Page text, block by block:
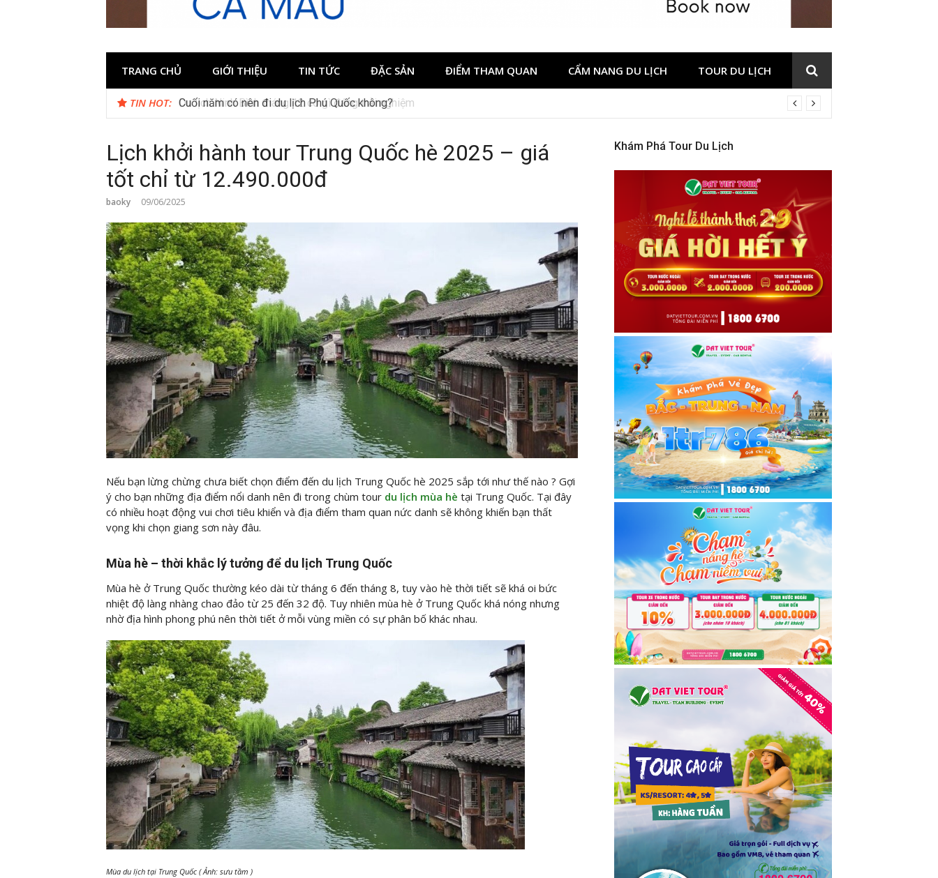
TRANG CHỦ GIỚI THIỆU TIN TỨC ĐẶC SẢN ĐIỂM THAM QUAN CẨM NANG DU LỊCH TOUR DU LỊCH
TIN HOT: Cuối năm có nên đi du lịch Phú Quốc không?
Lịch khởi hành tour Trung Quốc hè 2025 – giá
tốt chỉ từ 12.490.000đ
baoky 09/06/2025
Nếu bạn lừng chừng chưa biết chọn điểm đến du lịch Trung Quốc hè 2025 sắp tới như thế nào ? Gợi
ý cho bạn những địa điểm nổi danh nên đi trong chùm tour du lịch mùa hè tại Trung Quốc. Tại đây
có nhiều hoạt động vui chơi tiêu khiển và địa điểm tham quan nức danh sẽ không khiến bạn thất
vọng khi chọn giang sơn này đâu.
Mùa hè – thời khắc lý tưởng để du lịch Trung Quốc
Mùa hè ở Trung Quốc thường kéo dài từ tháng 6 đến tháng 8, tuy vào hè thời tiết sẽ khá oi bức
nhiệt độ làng nhàng chao đảo từ 25 đến 32 độ. Tuy nhiên mùa hè ở Trung Quốc khá nóng nhưng
nhờ địa hình phong phú nên thời tiết ở mỗi vùng miền có sự phân bố khác nhau.
Mùa du lịch tại Trung Quốc ( Ảnh: sưu tầm )
Khám Phá Tour Du Lịch